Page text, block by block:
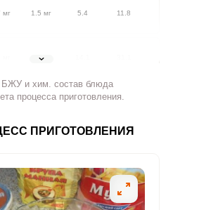
мг 1.5 мг 5.4 11.8
1.8 мг
мг 500 мг 13.4 29.7
мг 2 мг 7.5 16.6
БЖУ и хим. состав блюда
процесса приготовления.
ПРИГОТОВЛЕНИЯ